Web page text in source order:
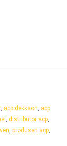
, acp dekkson acp
distributor acp,
produsen acp,